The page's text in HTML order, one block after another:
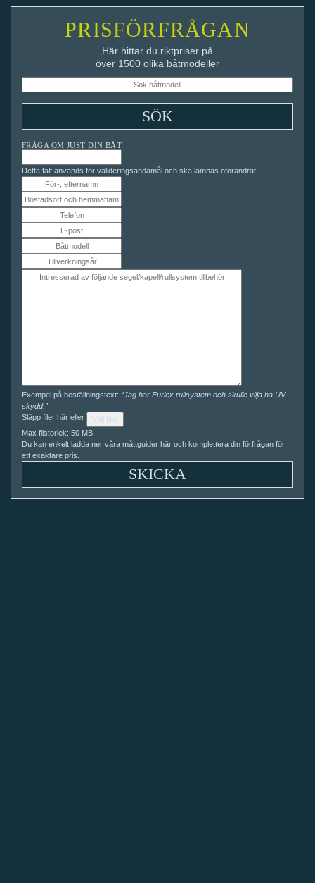
PRISFÖRFRÅGAN
Här hittar du riktpriser på
över 1500 olika båtmodeller
FRÅGA OM JUST DIN BÅT
Detta fält används för valideringsändamål och ska lämnas oförändrat.
Exempel på beställningstext: “Jag har Furlex rullsystem och skulle vilja ha UV-
skydd.”
Släpp filer här eller
Max filstorlek: 50 MB.
Du kan enkelt ladda ner våra måttguider här och komplettera din förfrågan för
ett exaktare pris.